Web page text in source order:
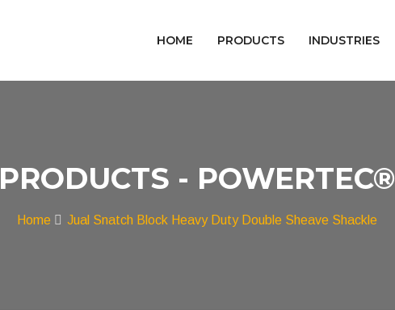
HOME PRODUCTS INDUSTRIES
PRODUCTS - POWERTEC®
Home Jual Snatch Block Heavy Duty Double Sheave Shackle